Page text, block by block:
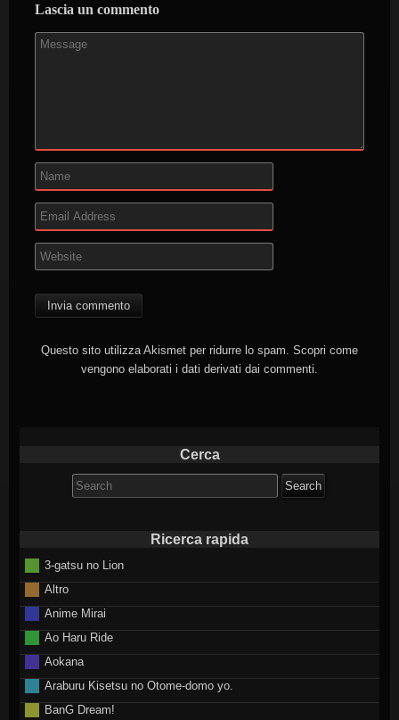
Lascia un commento
Questo sito utilizza Akismet per ridurre lo spam. Scopri come
vengono elaborati i dati derivati dai commenti
Cerca
Search
for:
Ricerca rapida
3-gatsu no Lion
Altro
Anime Mirai
Ao Haru Ride
Aokana
Araburu Kisetsu no Otome-domo yo.
BanG Dream!